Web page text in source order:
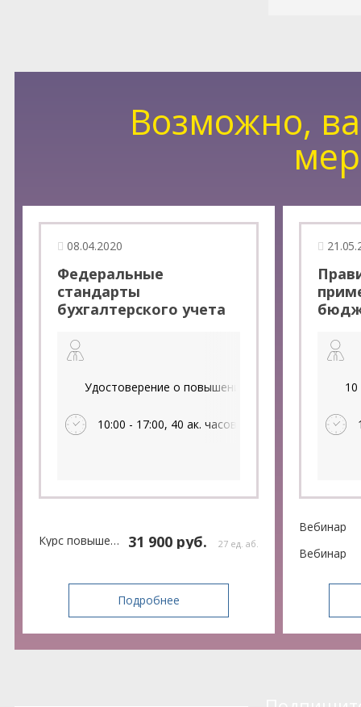
Возможно,
08.04.2020
Федеральные
стандарты
бухгалтерского учета
государственного
сектора: практика
применения и
перспективы
Удостоверение о повышении квалификации, 40
10:00 - 17:00, 40 ак. часов
Курс повышения квалификации 31 900 руб. 27 ед. аб.
Подробнее
Вебинар
Вебинар